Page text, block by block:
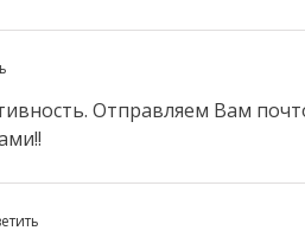
Отправляем Вам